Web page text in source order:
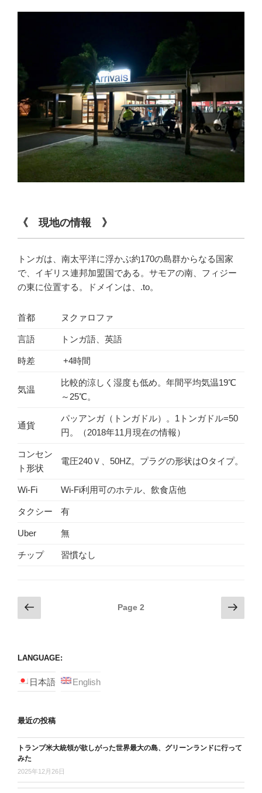
《 現地の情報 》
トンガは、南太平洋に浮かぶ約170の島群からなる国家
で、イギリス連邦加盟国である。サモアの南、フィジー
の東に位置する。ドメインは、.to。
首都 ヌクァロファ
言語 トンガ語、英語
時差 +4時間
気温
比較的涼しく湿度も低め。年間平均気温19℃
～25℃。
通貨
パッアンガ（トンガドル）。1トンガドル=50
円。（2018年11月現在の情報）
コンセン
ト形状
電圧240Ｖ、50HZ。プラグの形状はOタイプ。
Wi-Fi Wi-Fi利用可のホテル、飲食店他
タクシー 有
Uber 無
チップ 習慣なし
Posts
navigation
page
Page 2
Next
page
LANGUAGE:
日本語 English
最近の投稿
トランプ米大統領が欲しがった世界最大の島、グリーンランドに行って
みた
2025年12月26日